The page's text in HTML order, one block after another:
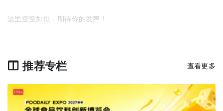
这里空空如也，期待你的发声！
推荐专栏 查看更多